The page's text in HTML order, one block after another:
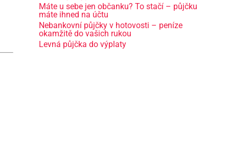
Máte u sebe jen občanku? To stačí – půjčku
máte ihned na účtu
Nebankovní půjčky v hotovosti – peníze
okamžitě do vašich rukou
Levná půjčka do výplaty